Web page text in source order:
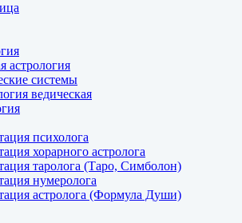
астрология
системы
ведическая
психолога
хорарного астролога
таролога (Таро, Симболон)
нумеролога
астролога (Формула Души)